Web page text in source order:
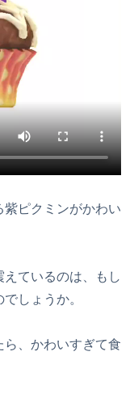
紫ピクミンがかわい
ているのは、もし
しょうか。
ら、かわいすぎて食